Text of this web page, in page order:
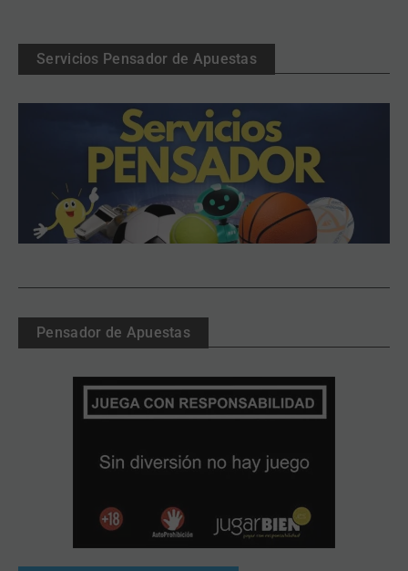
Servicios Pensador de Apuestas
Pensador de Apuestas